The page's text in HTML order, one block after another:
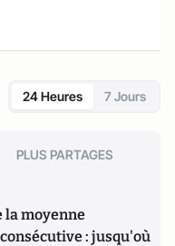
24 Heures 7 Jours
PLUS PARTAGES
la moyenne
: jusqu'où